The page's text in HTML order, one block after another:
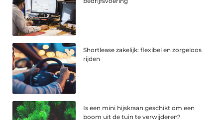
Shortlease zakelijk: flexibel en zorgeloos
rijden
Is een mini hijskraan geschikt om een
boom uit de tuin te verwijderen?